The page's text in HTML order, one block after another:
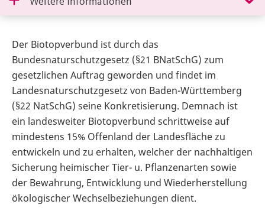
Der Biotopverbund ist durch das
Bundesnaturschutzgesetz (§21 BNatSchG) zum
gesetzlichen Auftrag geworden und findet im
Landesnaturschutzgesetz von Baden-Württemberg
(§22 NatSchG) seine Konkretisierung. Demnach ist
ein landesweiter Biotopverbund schrittweise auf
mindestens 15% Offenland der Landesfläche zu
entwickeln und zu erhalten, welcher der nachhaltigen
Sicherung heimischer Tier- u. Pflanzenarten sowie
der Bewahrung, Entwicklung und Wiederherstellung
ökologischer Wechselbeziehungen dient.